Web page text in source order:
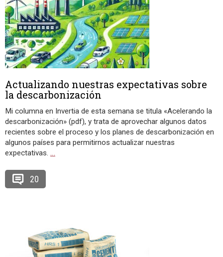
Actualizando nuestras expectativas sobre
la descarbonización
Mi columna en Invertia de esta semana se titula «Acelerando la
descarbonización» (pdf), y trata de aprovechar algunos datos
recientes sobre el proceso y los planes de descarbonización en
algunos países para permitirnos actualizar nuestras
expectativas. …
20